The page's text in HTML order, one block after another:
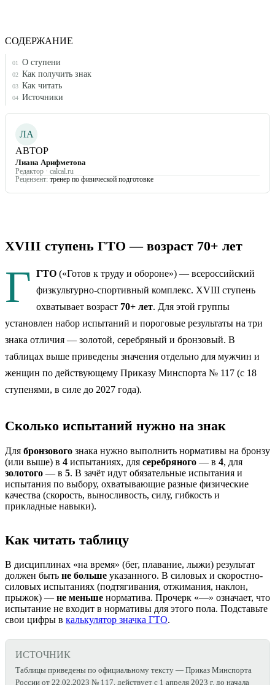
СОДЕРЖАНИЕ
01 О ступени
02 Как получить знак
03 Как читать
04 Источники
ЛА
АВТОР
Лиана Арифметова
Редактор · calcal.ru
Рецензент: тренер по физической подготовке
XVIII ступень ГТО — возраст 70+ лет
Г ГТО («Готов к труду и обороне») — всероссийский
физкультурно-спортивный комплекс. XVIII ступень
охватывает возраст 70+ лет. Для этой группы
установлен набор испытаний и пороговые результаты на три
знака отличия — золотой, серебряный и бронзовый. В
таблицах выше приведены значения отдельно для мужчин и
женщин по действующему Приказу Минспорта № 117 (с 18
ступенями, в силе до 2027 года).
Сколько испытаний нужно на знак
Для бронзового знака нужно выполнить нормативы на бронзу
(или выше) в 4 испытаниях, для серебряного — в 4, для
золотого — в 5. В зачёт идут обязательные испытания и
испытания по выбору, охватывающие разные физические
качества (скорость, выносливость, силу, гибкость и
прикладные навыки).
Как читать таблицу
В дисциплинах «на время» (бег, плавание, лыжи) результат
должен быть не больше указанного. В силовых и скоростно-
силовых испытаниях (подтягивания, отжимания, наклон,
прыжок) — не меньше норматива. Прочерк «—» означает, что
испытание не входит в нормативы для этого пола. Подставьте
свои цифры в калькулятор значка ГТО.
ИСТОЧНИК
Таблицы приведены по официальному тексту — Приказ Минспорта
России от 22.02.2023 № 117, действует с 1 апреля 2023 г. до начала